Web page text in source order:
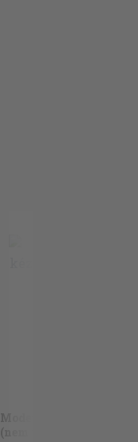
Modern kézimunkák
(nem teljes)